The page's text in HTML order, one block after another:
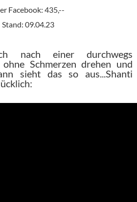
Facebook: 435,--
Stand: 09.04.23
nach einer durchwegs
Schmerzen drehen und
sieht das so aus...Shanti